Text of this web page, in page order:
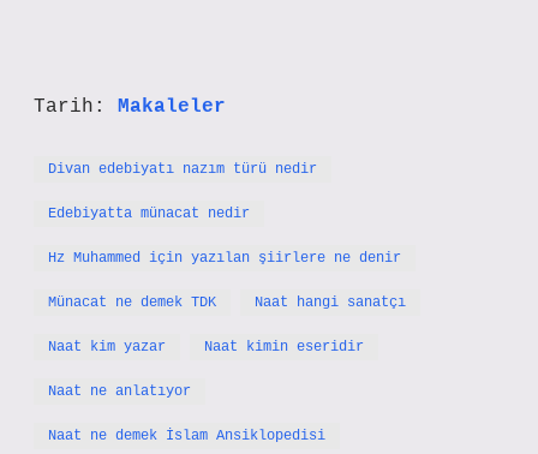
Tarih: Makaleler
Divan edebiyatı nazım türü nedir
Edebiyatta münacat nedir
Hz Muhammed için yazılan şiirlere ne denir
Münacat ne demek TDK Naat hangi sanatçı
Naat kim yazar Naat kimin eseridir
Naat ne anlatıyor
Naat ne demek İslam Ansiklopedisi